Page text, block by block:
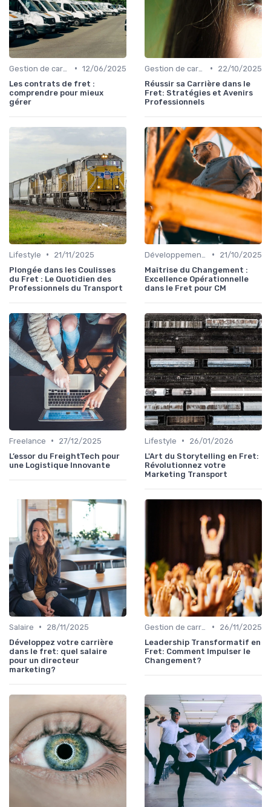
• 12/06/2025
Les contrats de fret :
comprendre pour mieux
gérer
•
22/10/2025
Réussir sa Carrière dans le
Fret: Stratégies et Avenirs
Professionnels
Lifestyle •
21/11/2025
Plongée dans les Coulisses
du Fret : Le Quotidien des
Professionnels du Transport
•
21/10/2025
Maîtrise du Changement :
Excellence Opérationnelle
dans le Fret pour CM
Freelance •
27/12/2025
L’essor du FreightTech pour
une Logistique Innovante
Lifestyle •
26/01/2026
L'Art du Storytelling en Fret:
Révolutionnez votre
Marketing Transport
Salaire •
28/11/2025
Développez votre carrière
dans le fret: quel salaire
pour un directeur
marketing?
•
26/11/2025
Leadership Transformatif en
Fret: Comment Impulser le
Changement?